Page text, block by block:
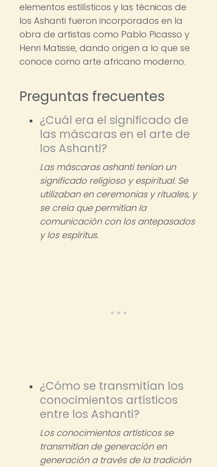
elementos estilísticos y las técnicas de
los Ashanti fueron incorporados en la
obra de artistas como Pablo Picasso y
Henri Matisse, dando origen a lo que se
conoce como arte africano moderno.
Preguntas frecuentes
¿Cuál era el significado de
las máscaras en el arte de
los Ashanti?
Las máscaras ashanti tenían un
significado religioso y espiritual. Se
utilizaban en ceremonias y rituales, y
se creía que permitían la
comunicación con los antepasados
y los espíritus.
¿Cómo se transmitían los
conocimientos artísticos
entre los Ashanti?
Los conocimientos artísticos se
transmitían de generación en
generación a través de la tradición